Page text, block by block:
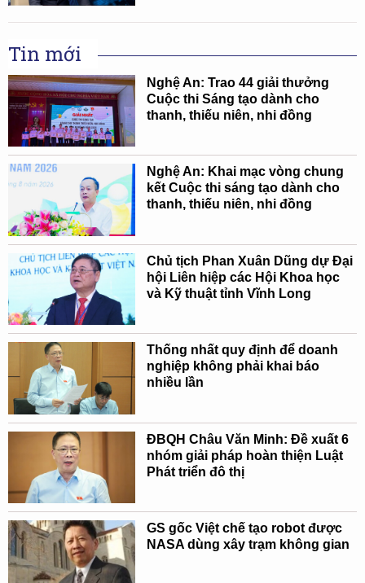
Tin mới
Nghệ An: Trao 44 giải thưởng
Cuộc thi Sáng tạo dành cho
thanh, thiếu niên, nhi đồng
Nghệ An: Khai mạc vòng chung
kết Cuộc thi sáng tạo dành cho
thanh, thiếu niên, nhi đồng
Chủ tịch Phan Xuân Dũng dự Đại
hội Liên hiệp các Hội Khoa học
và Kỹ thuật tỉnh Vĩnh Long
Thống nhất quy định để doanh
nghiệp không phải khai báo
nhiều lần
ĐBQH Châu Văn Minh: Đề xuất 6
nhóm giải pháp hoàn thiện Luật
Phát triển đô thị
GS gốc Việt chế tạo robot được
NASA dùng xây trạm không gian